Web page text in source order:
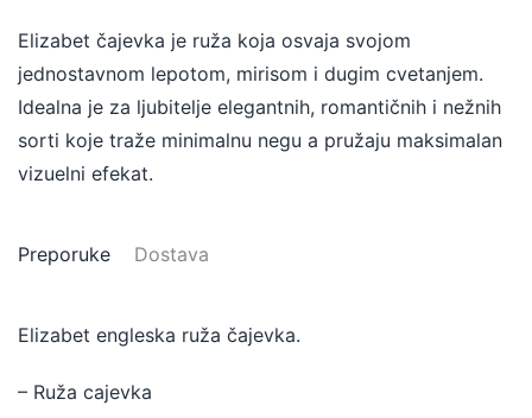
Elizabet čajevka je ruža koja osvaja svojom
jednostavnom lepotom, mirisom i dugim cvetanjem.
Idealna je za ljubitelje elegantnih, romantičnih i nežnih
sorti koje traže minimalnu negu a pružaju maksimalan
vizuelni efekat.
Preporuke Dostava
Elizabet engleska ruža čajevka.
– Ruža cajevka